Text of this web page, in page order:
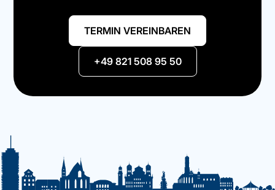
TERMIN VEREINBAREN
+49 821 508 95 50